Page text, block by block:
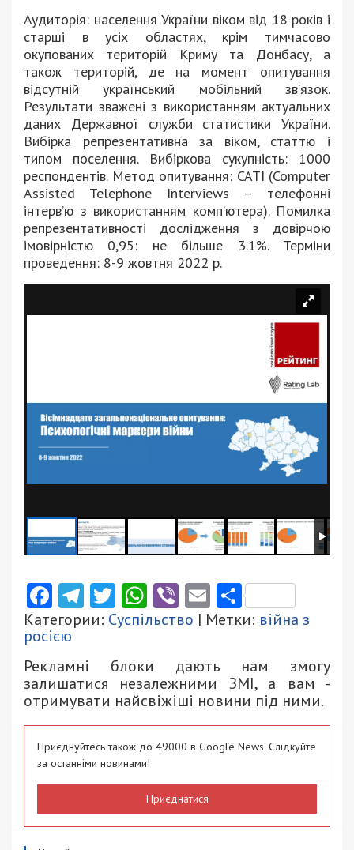
Аудиторія: населення України віком від 18 років і
старші в усіх областях, крім тимчасово
окупованих територій Криму та Донбасу, а
також територій, де на момент опитування
відсутній український мобільний зв’язок.
Результати зважені з використанням актуальних
даних Державної служби статистики України.
Вибірка репрезентативна за віком, статтю і
типом поселення. Вибіркова сукупність: 1000
респондентів. Метод опитування: CATI (Computer
Assisted Telephone Interviews – телефонні
інтерв’ю з використанням комп’ютера). Помилка
репрезентативності дослідження з довірчою
імовірністю 0,95: не більше 3.1%. Терміни
проведення: 8-9 жовтня 2022 р.
Facebook
Telegram
Twitter
WhatsApp
ViberEmail
Категории: Суспільство | Метки: війна з
росією
Рекламні блоки дають нам змогу
залишатися незалежними ЗМІ, а вам -
отримувати найсвіжіші новини під ними.
Приєднуйтесь також до 49000 в Google News. Слідкуйте
за останніми новинами!
Приєднатися